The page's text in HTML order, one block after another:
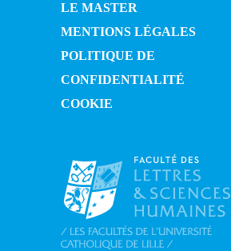
LE MASTER
MENTIONS LÉGALES
POLITIQUE DE
CONFIDENTIALITÉ
COOKIE